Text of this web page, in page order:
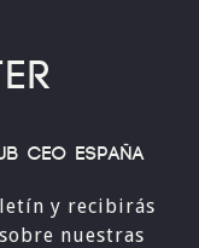
CEO España
y recibirás
nuestras